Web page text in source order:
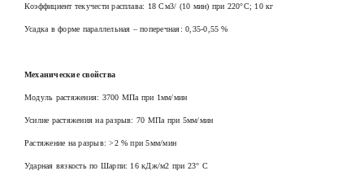
Коэффициент текучести расплава: 18 См3/ (10 мин) при 220°С; 10 кг
Усадка в форме параллельная – поперечная: 0,35-0,55 %
Механические свойства
Модуль растяжения: 3700 МПа при 1мм/мин
Усилие растяжения на разрыв: 70 МПа при 5мм/мин
Растяжение на разрыв: >2 % при 5мм/мин
Ударная вязкость по Шарпи: 16 кДж/м2 при 23° С